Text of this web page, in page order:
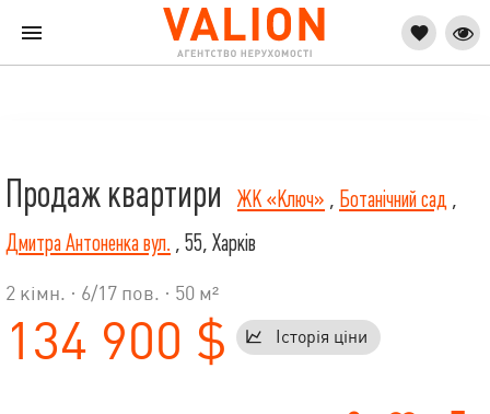
Продаж квартири ЖК «Ключ» , Ботанічний сад ,
Дмитра Антоненка вул. , 55, Харків
2 кімн. · 6/17 пов. · 50 м²
134 900 $ Історія ціни